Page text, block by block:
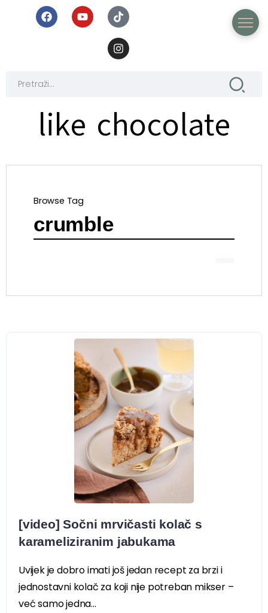
like chocolate
Browse Tag
crumble
[video] Sočni mrvičasti kolač s
karameliziranim jabukama
Uvijek je dobro imati još jedan recept za brzi i
jednostavni kolač za koji nije potreban mikser –
već samo jedna...